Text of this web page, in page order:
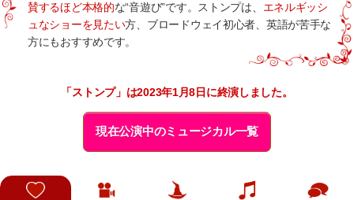
賛するほど本格的な“音遊び”です。ストンプは、 エネルギッシ
ュなショーを見たい方、ブロードウェイ初心者、英語が苦手な
方にもおすすめです。
「ストンプ」は2023年1月8日に終演しました。
現在公演中のミュージカル一覧